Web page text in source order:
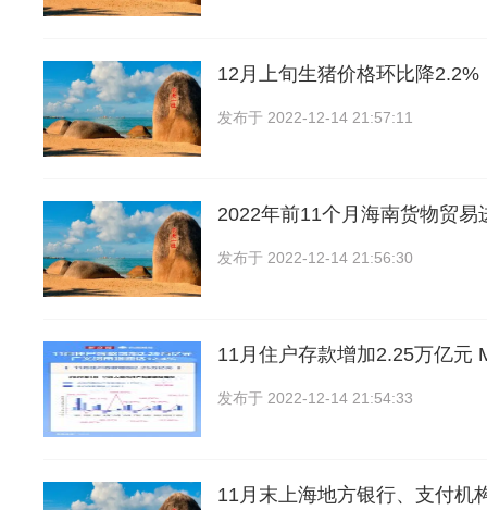
12月上旬生猪价格环比降2.2%
发布于 2022-12-14 21:57:11
2022年前11个月海南货物贸易
发布于 2022-12-14 21:56:30
11月住户存款增加2.25万亿元
发布于 2022-12-14 21:54:33
11月末上海地方银行、支付机